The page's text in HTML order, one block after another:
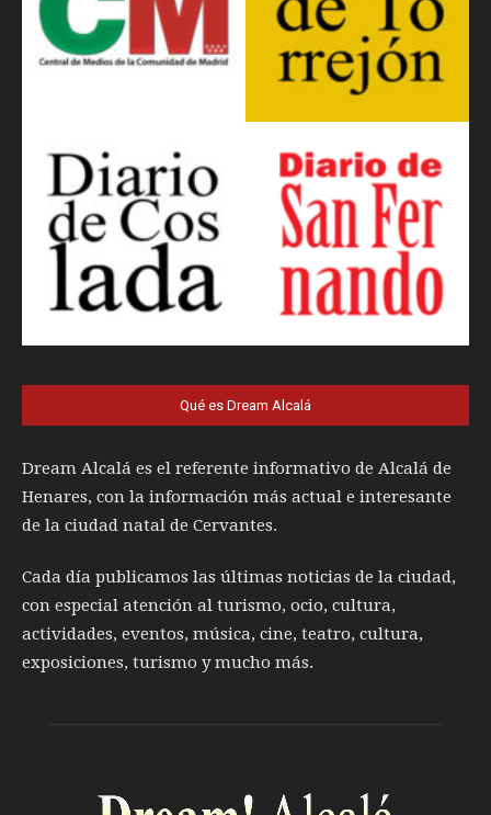
Qué es Dream Alcalá
Dream Alcalá es el referente informativo de Alcalá de
Henares, con la información más actual e interesante
de la ciudad natal de Cervantes.
Cada día publicamos las últimas noticias de la ciudad,
con especial atención al turismo, ocio, cultura,
actividades, eventos, música, cine, teatro, cultura,
exposiciones, turismo y mucho más.